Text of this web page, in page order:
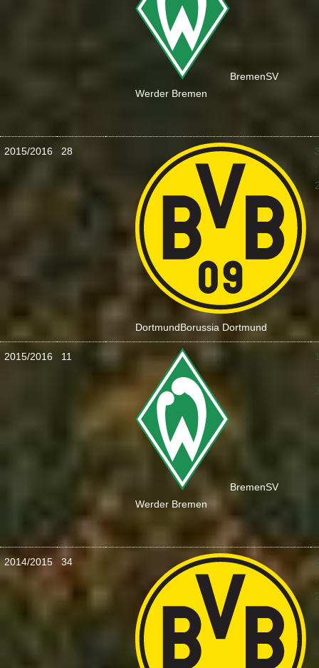
BremenSV
Werder Bremen
2015/2016 28
DortmundBorussia Dortmund
:
2015/2016 11
BremenSV
Werder Bremen
2014/2015 34
: